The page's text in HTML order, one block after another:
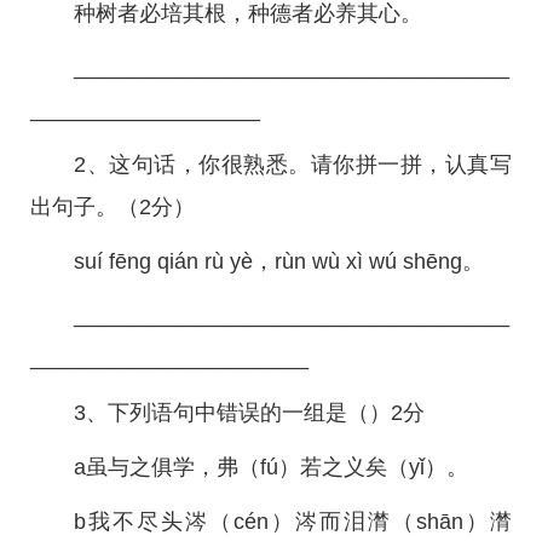
种树者必培其根，种德者必养其心。
2、这句话，你很熟悉。请你拼一拼，认真写
出句子。（2分）
suí fēng qián rù yè，rùn wù xì wú shēng。
3、下列语句中错误的一组是（）2分
a虽与之俱学，弗（fú）若之义矣（yǐ）。
b我不尽头涔（cén）涔而泪潸（shān）潸